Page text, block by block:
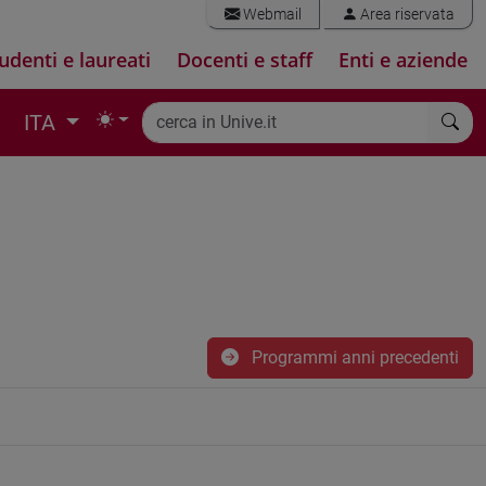
Webmail Area riservata
e laureati Docenti e staff Enti e aziende
ITA
Programmi anni precedenti